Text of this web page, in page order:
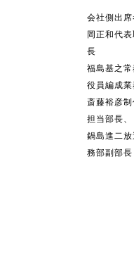
会社側出
岡正和代
長
福島基之
役員編成業
斎藤裕彦
担当部長、
鍋島進二
務部副部長